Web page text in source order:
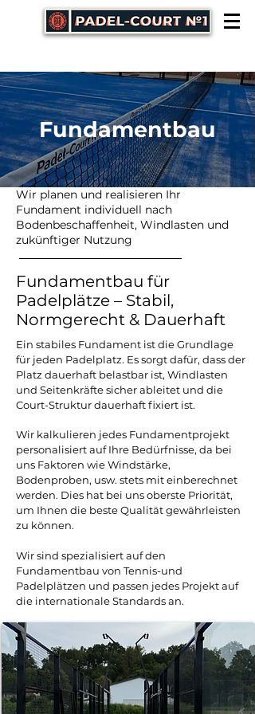
Fundamentbau
Wir planen und realisieren Ihr
Fundament individuell nach
Bodenbeschaffenheit, Windlasten und
zukünftiger Nutzung
Fundamentbau für
Padelplätze – Stabil,
Normgerecht & Dauerhaft
Ein stabiles Fundament ist die Grundlage
für jeden Padelplatz. Es sorgt dafür, dass der
Platz dauerhaft belastbar ist, Windlasten
und Seitenkräfte sicher ableitet und die
Court-Struktur dauerhaft fixiert ist.
Wir kalkulieren jedes Fundamentprojekt
personalisiert auf Ihre Bedürfnisse, da bei
uns Faktoren wie Windstärke,
Bodenproben, usw. stets mit einberechnet
werden. Dies hat bei uns oberste Priorität,
um Ihnen die beste Qualität gewährleisten
zu können.
Wir sind spezialisiert auf den
Fundamentbau von Tennis-und
Padelplätzen und passen jedes Projekt auf
die internationale Standards an.